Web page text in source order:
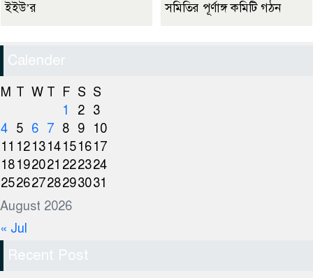
ইইউ’র
সমিতির পূর্ণাঙ্গ কমিটি গঠন
Calender
August 2026
M T W T F S S
1
2 3
4 5 6 7 8 9
10
11 121314151617
18192021 222324
25262728293031
« Jul
Recent Post